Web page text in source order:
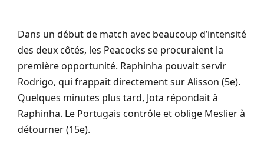
Dans un début de match avec beaucoup d’intensité
des deux côtés, les Peacocks se procuraient la
première opportunité. Raphinha pouvait servir
Rodrigo, qui frappait directement sur Alisson (5e).
Quelques minutes plus tard, Jota répondait à
Raphinha. Le Portugais contrôle et oblige Meslier à
détourner (15e).